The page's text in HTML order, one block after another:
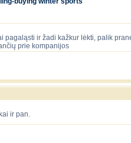
pagaląsti ir žadi kažkur lėkti, palik
prie kompanijos
ir pan.